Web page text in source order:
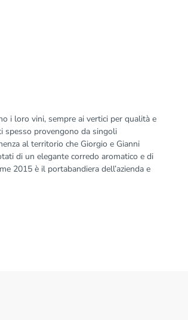
i loro vini, sempre ai vertici per qualità e
spesso provengono da singoli
al territorio che Giorgio e Gianni
di un elegante corredo aromatico e di
2015 è il portabandiera dell’azienda e